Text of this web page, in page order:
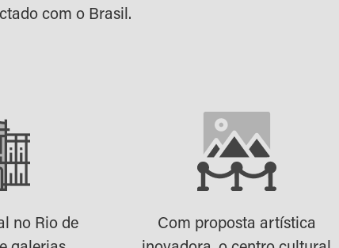
com o Brasil.
no Rio de
Com proposta artística